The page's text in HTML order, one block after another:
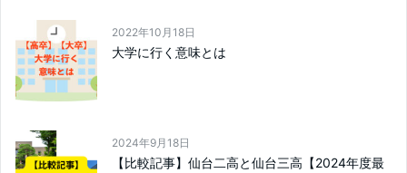
2022年10月18日
大学に行く意味とは
2024年9月18日
【比較記事】仙台二高と仙台三高【2024年度最